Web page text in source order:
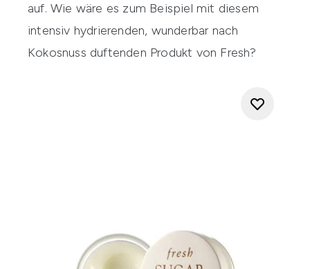
auf. Wie wäre es zum Beispiel mit diesem
intensiv hydrierenden, wunderbar nach
Kokosnuss duftenden Produkt von Fresh?